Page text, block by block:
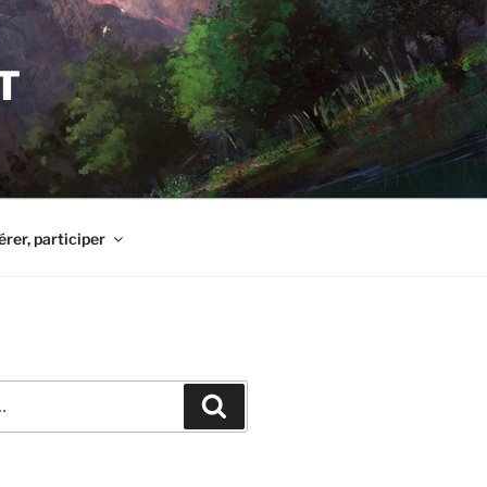
participer